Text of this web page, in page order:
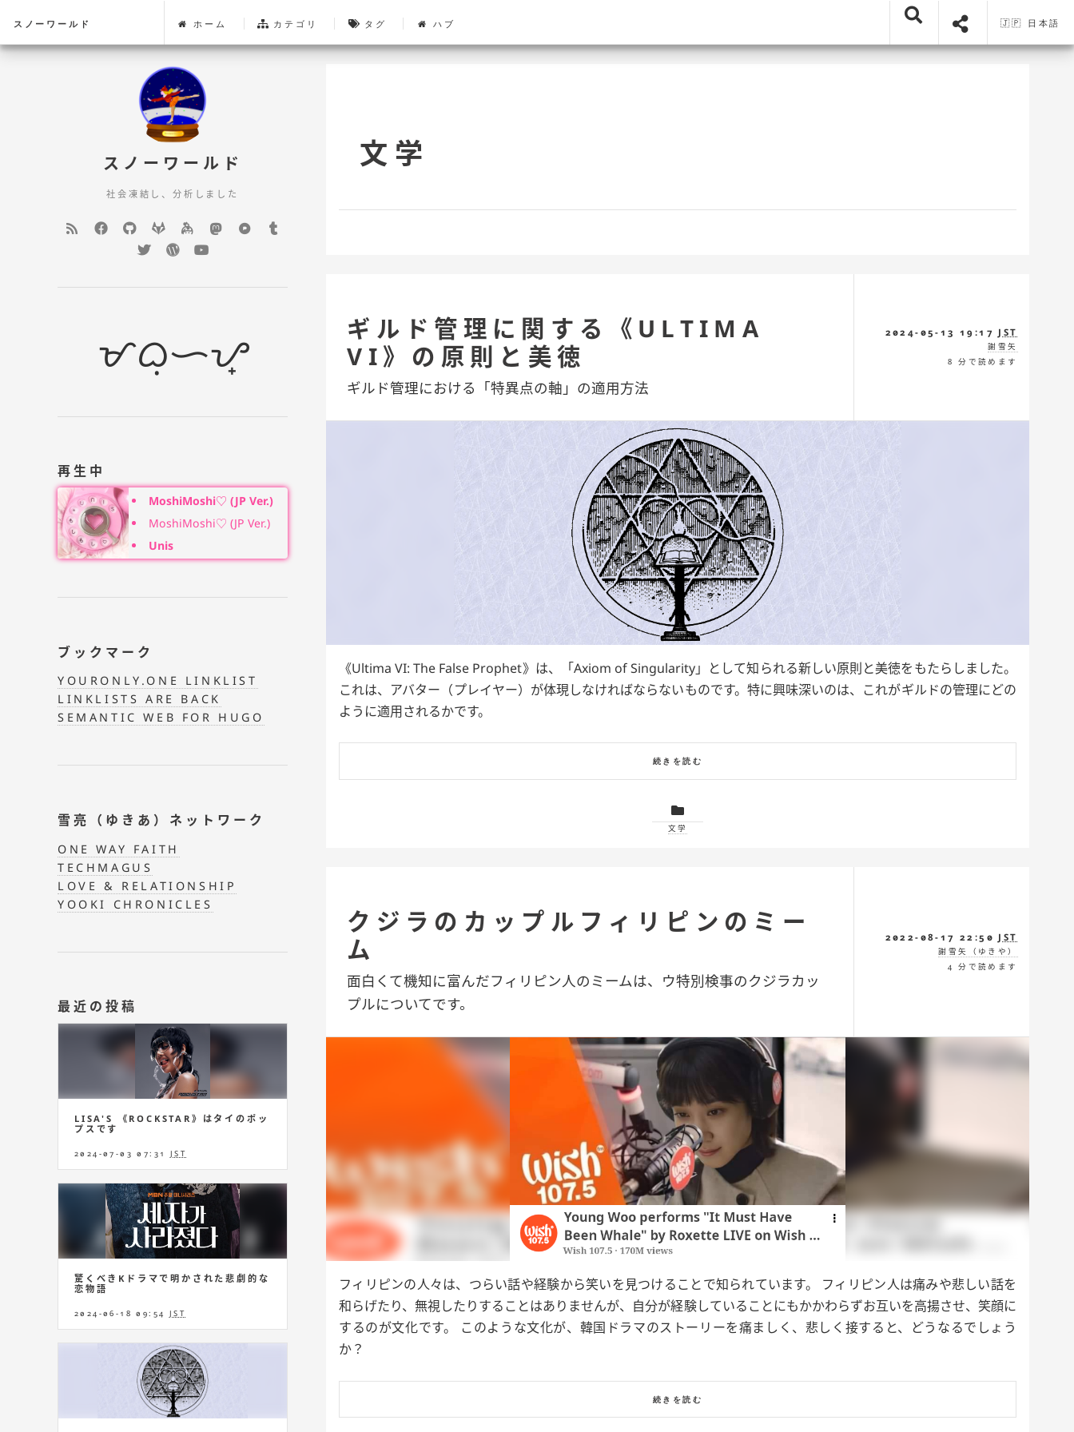
スノーワールド ホーム カテゴリ タグ ハブ 🇯🇵 日本語
スノーワールド
社会凍結し、分析しました
Feed Facebook
GitHubGitLab keybasemastodonPixelfed
TwitterWordPress
文学
ギルド管理に関する《ULTIMA
VI》の原則と美徳
ギルド管理における「特異点の軸」の適用方法
2024-05-13 19:17 JST
謝雪矢
8 分で読めます
Ultima VI: The False Prophet は、 Axiom of Singularity
として知られる新しい原則と美徳をもたらしました。
これは、アバター（プレイヤー）が体現しなければならないものです。特に興味深いのは、これがギルドの管理にどの
ように適用されるかです。
続きを読む
文学
クジラのカップルフィリピンのミー
ム
面白くて機知に富んだフィリピン人のミームは、ウ特別検事のクジラカッ
プルについてです。
2022-08-17 22:50 JST
謝雪矢（ゆきや）
4 分で読めます
フィリピンの人々は、つらい話や経験から笑いを見つけることで知られています。 フィリピン人は痛みや悲しい話を
和らげたり、無視したりすることはありませんが、自分が経験していることにもかかわらずお互いを高揚させ、笑顔に
するのが文化です。 このような文化が、韓国ドラマのストーリーを痛ましく、悲しく接すると、どうなるでしょう
か？
続きを読む
ᜋᜊᜓᜑᜌ᜔
再生中
MoshiMoshi♡ (JP Ver.)
MoshiMoshi♡ (JP Ver.)
Unis
ブックマーク
YOURONLY.ONE LINKLIST
LINKLISTS ARE BACK
SEMANTIC WEB FOR HUGO
雪亮（ゆきあ）ネットワーク
ONE WAY FAITH
TECHMAGUS
LOVE & RELATIONSHIP
YOOKI CHRONICLES
最近の投稿
LISA'S 《ROCKSTAR》はタイのポッ
プスです
2024-07-03 07:31 JST
驚くべきKドラマで明かされた悲劇的な
恋物語
2024-06-18 09:54 JST